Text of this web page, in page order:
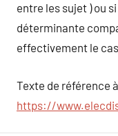
entre les sujet ) ou
déterminante
effectivement le
Texte de référence
https://